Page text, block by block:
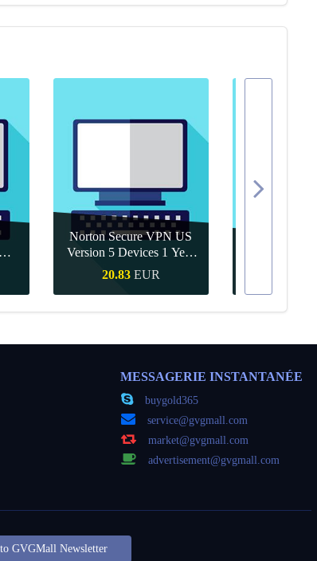
Norton Secure VPN US
Version 5 Devices 1 Year
CD Key
20.83 EUR
Achat rapide Achat
MESSAGERIE INSTANTANÉE
buygold365
service@gvgmall.com
market@gvgmall.com
advertisement@gvgmall.com
GVGMall Newsletter